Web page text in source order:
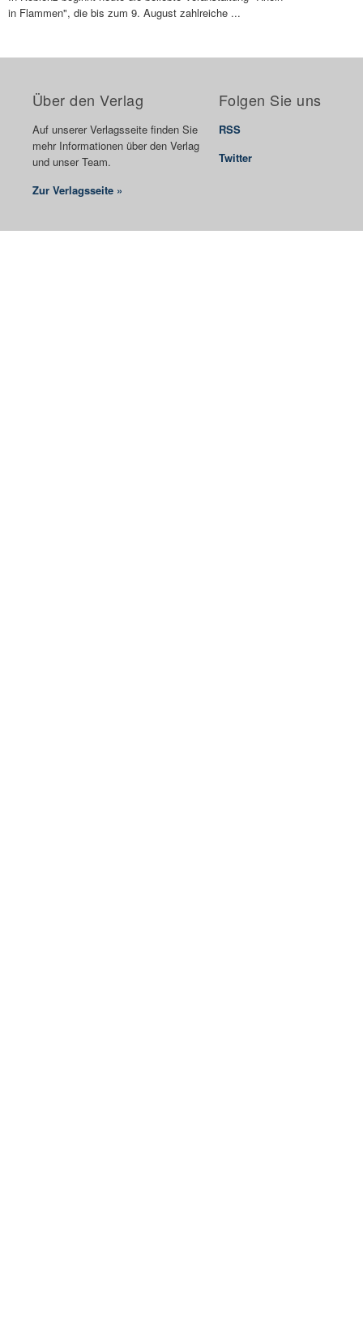
in Flammen", die bis zum 9. August zahlreiche ...
Über den Verlag
Auf unserer Verlagsseite finden Sie
mehr Informationen über den Verlag
und unser Team.
Zur Verlagsseite »
Folgen Sie uns
RSS
Twitter